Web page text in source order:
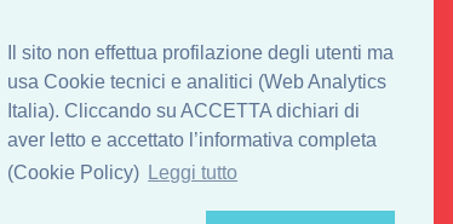
Il sito non effettua profilazione degli utenti ma
usa Cookie tecnici e analitici (Web Analytics
Italia). Cliccando su ACCETTA dichiari di
aver letto e accettato l’informativa completa
(Cookie Policy) Leggi tutto